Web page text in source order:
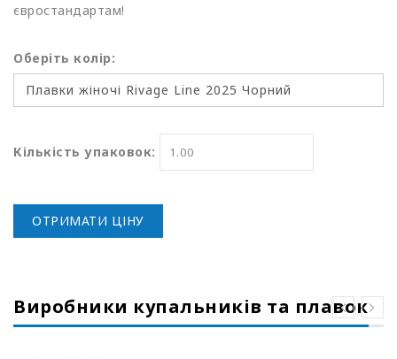
євростандартам!
Оберіть колір:
Кількість упаковок:
ОТРИМАТИ ЦІНУ
Виробники купальників та плавок